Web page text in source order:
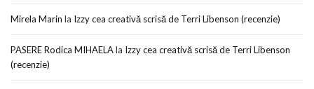
Mirela Marin la Izzy cea creativă scrisă de Terri Libenson (recenzie)
PASERE Rodica MIHAELAla Izzy cea creativă scrisă de Terri Libenson
(recenzie)